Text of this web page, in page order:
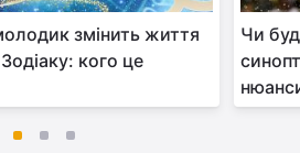
змінить життя
кого це
Чи